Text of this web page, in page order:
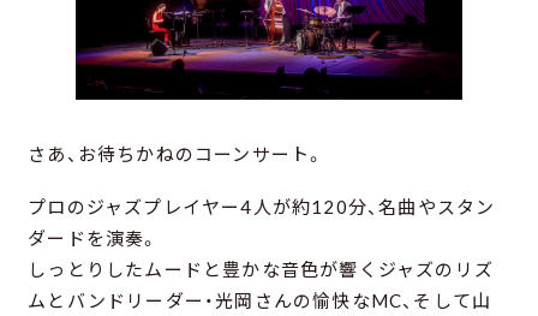
さあ、お待ちかねのコーンサート。
プロのジャズプレイヤー4人が約120分、名曲やスタン
ダードを演奏。
しっとりしたムードと豊かな音色が響くジャズのリズ
ムとバンドリーダー・光岡さんの愉快なMC、そして山